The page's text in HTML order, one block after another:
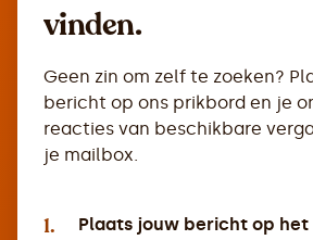
vinden.
Geen zin om zelf te zoeken?
bericht op ons prikbord en je
reacties van beschikbare
je mailbox.
1.
Plaats jouw bericht op